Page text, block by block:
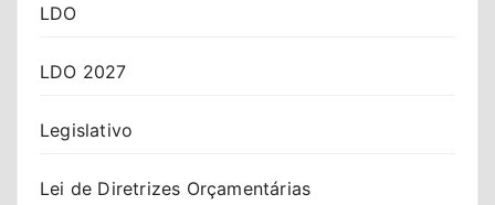
LDO
LDO 2027
Legislativo
Lei de Diretrizes Orçamentárias